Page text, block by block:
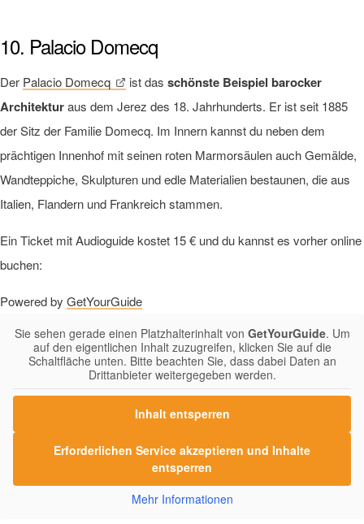
10. Palacio Domecq
Der Palacio Domecq ist das schönste Beispiel barocker
Architekturaus dem Jerez des 18. Jahrhunderts. Er ist seit 1885
der Sitz der Familie Domecq. Im Innern kannst du neben dem
prächtigen Innenhof mit seinen roten Marmorsäulen auch Gemälde,
Wandteppiche, Skulpturen und edle Materialien bestaunen, die aus
Italien, Flandern und Frankreich stammen.
Ein Ticket mit Audioguide kostet 15 € und du kannst es vorher online
buchen:
Powered by GetYourGuide
Sie sehen gerade einen Platzhalterinhalt von GetYourGuide. Um
auf den eigentlichen Inhalt zuzugreifen, klicken Sie auf die
Schaltfläche unten. Bitte beachten Sie, dass dabei Daten an
Drittanbieter weitergegeben werden.
Inhalt entsperren
Erforderlichen Service akzeptieren und Inhalte
entsperren
Mehr Informationen